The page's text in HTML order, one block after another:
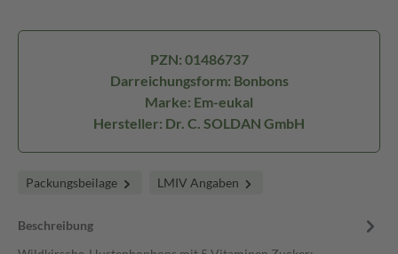
PZN: 01486737
Darreichungsform: Bonbons
Marke: Em-eukal
Hersteller: Dr. C. SOLDAN GmbH
Packungsbeilage LMIV Angaben
Beschreibung